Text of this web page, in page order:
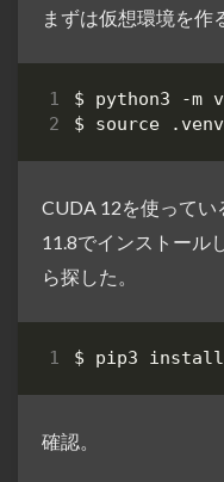
まずは仮想環境を作
$ source
CUDA 12を使って
11.8でインストール
ら探した。
確認。